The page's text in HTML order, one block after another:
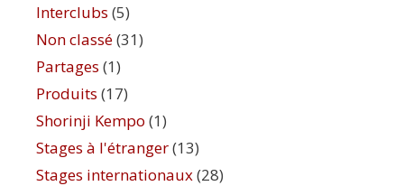
Interclubs (5)
Non classé(31)
Partages (1)
Produits (17)
Shorinji Kempo (1)
Stages à l'étranger(13)
Stages internationaux(28)